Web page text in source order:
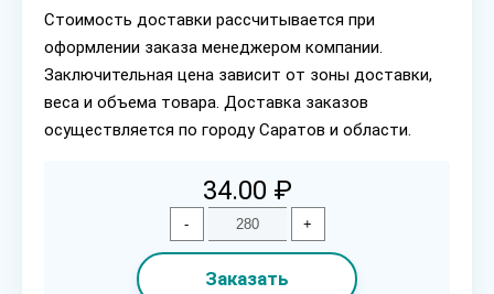
Стоимость доставки рассчитывается при
оформлении заказа менеджером компании.
Заключительная цена зависит от зоны доставки,
веса и объема товара. Доставка заказов
осуществляется по городу Саратов и области.
34.00 ₽
- +
Заказать